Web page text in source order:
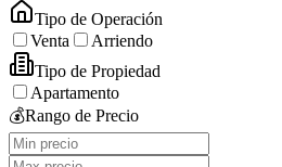
Tipo de Operación
Venta
Arriendo
Tipo de Propiedad
Apartamento
💰Rango de Precio